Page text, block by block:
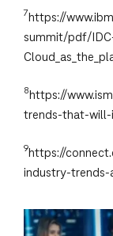
7 https://
summit/pdf/
8 https://
trends-that-
9https://
industry-trends-